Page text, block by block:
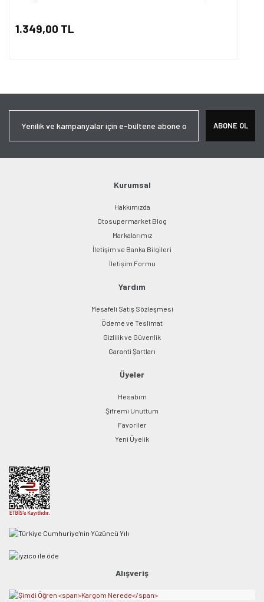
1.349,00 TL
ABONE OL
Kurumsal
Hakkımızda
Otosupermarket Blog
Markalarımız
İletişim ve Banka Bilgileri
İletişim Formu
Yardım
Mesafeli Satış Sözleşmesi
Ödeme ve Teslimat
Gizlilik ve Güvenlik
Garanti Şartları
Üyeler
Hesabım
Şifremi Unuttum
Favoriler
Yeni Üyelik
Alışveriş